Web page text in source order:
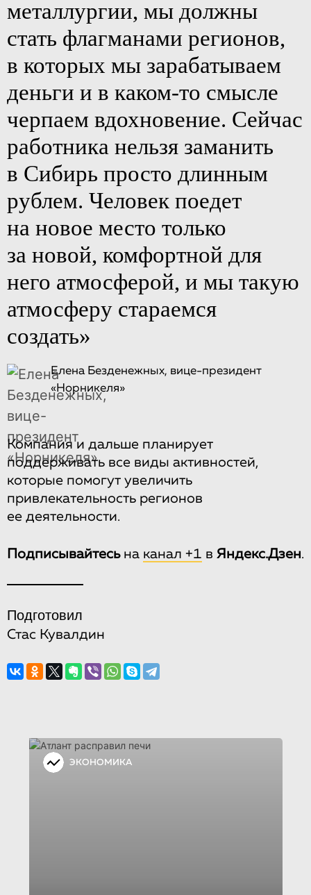
металлургии, мы должны
стать флагманами регионов,
в которых мы зарабатываем
деньги и в каком-то смысле
черпаем вдохновение. Сейчас
работника нельзя заманить
в Сибирь просто длинным
рублем. Человек поедет
на новое место только
за новой, комфортной для
него атмосферой, и мы такую
атмосферу стараемся
создать»
Елена Безденежных, вице-президент
«Норникеля»
Компания и дальше планирует
поддерживать все виды активностей,
которые помогут увеличить
привлекательность регионов
ее деятельности.
Подписывайтесьна канал +1 в Яндекс.Дзен.
Подготовил
Стас Кувалдин
ЭКОНОМИКА